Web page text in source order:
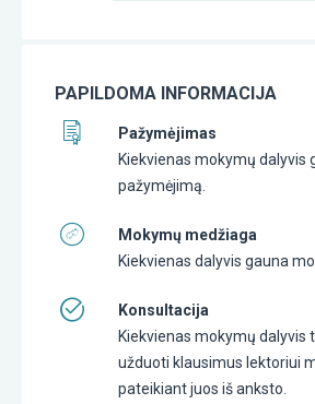
PAPILDOMA INFORMACIJA
Pažymėjimas
Kiekvienas mokymų dalyvis
pažymėjimą.
Mokymų medžiaga
Kiekvienas dalyvis gauna
Konsultacija
Kiekvienas mokymų dalyvis
užduoti klausimus lektoriui
pateikiant juos iš anksto.